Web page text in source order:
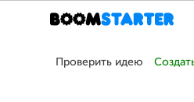
Проверить идею